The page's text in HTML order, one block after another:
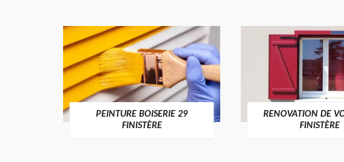
PEINTURE BOISERIE 29
FINISTÈRE
RENOVATION DE
FINISTÈRE